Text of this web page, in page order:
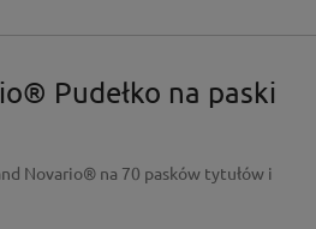
Pudełko na paski
Novario® na 70 pasków tytułów i